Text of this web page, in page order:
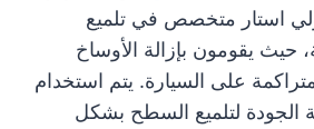
استار متخصص في تلميع
حيث يقومون بإزالة الأوساخ
على السيارة. يتم استخدام
الجودة لتلميع السطح بشكل